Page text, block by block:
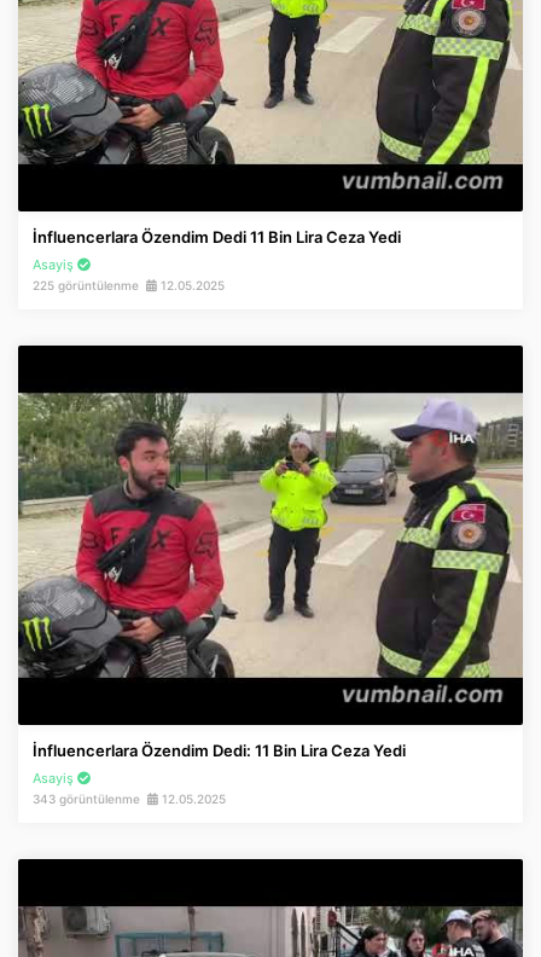
İnfluencerlara Özendim Dedi 11 Bin Lira Ceza Yedi
Asayiş
225 görüntülenme 12.05.2025
İnfluencerlara Özendim Dedi: 11 Bin Lira Ceza Yedi
Asayiş
343 görüntülenme 12.05.2025